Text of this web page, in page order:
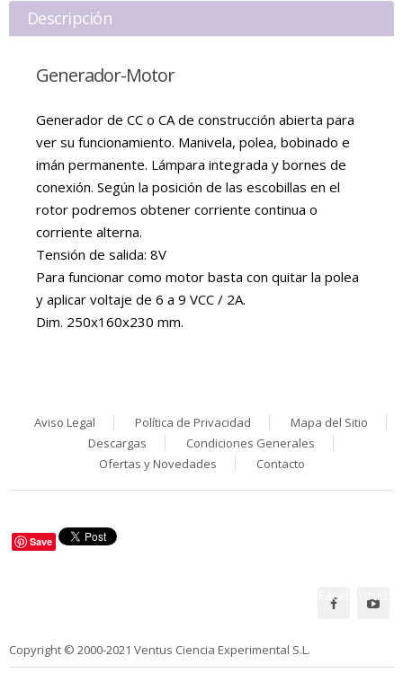
Descripción
Generador-Motor
Generador de CC o CA de construcción abierta para
ver su funcionamiento. Manivela, polea, bobinado e
imán permanente. Lámpara integrada y bornes de
conexión. Según la posición de las escobillas en el
rotor podremos obtener corriente continua o
corriente alterna.
Tensión de salida: 8V
Para funcionar como motor basta con quitar la polea
y aplicar voltaje de 6 a 9 VCC / 2A.
Dim. 250x160x230 mm.
Aviso Legal Política de Privacidad
Mapa del Sitio
Descargas
Condiciones Generales
Ofertas y Novedades
Contacto
Save
Facebook
Copyright © 2000-2021 Ventus Ciencia Experimental S.L.